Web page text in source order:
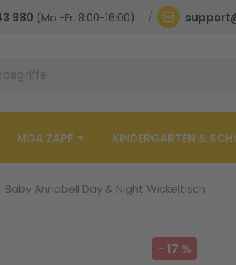
980 (Mo.-Fr. 8:00-16:00)
MGA ZAPF KINDERGARTEN &
Baby Annabell Day & Night Wickeltisch
- 17 %